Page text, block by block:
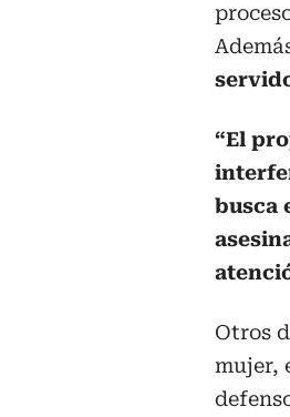
“El
busca
Otros
mujer,